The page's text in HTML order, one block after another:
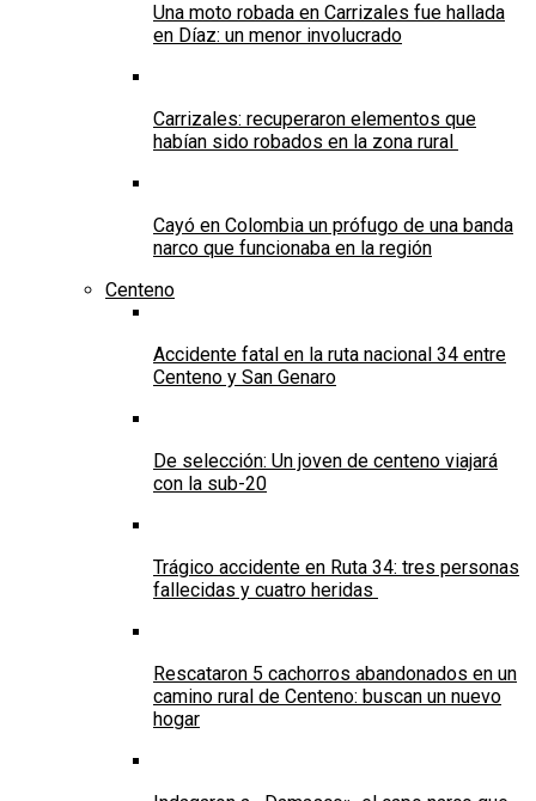
Una moto robada en Carrizales fue hallada
en Díaz: un menor involucrado
Carrizales: recuperaron elementos que
habían sido robados en la zona rural
Cayó en Colombia un prófugo de una banda
narco que funcionaba en la región
Centeno
Accidente fatal en la ruta nacional 34 entre
Centeno y San Genaro
De selección: Un joven de centeno viajará
con la sub-20
Trágico accidente en Ruta 34: tres personas
fallecidas y cuatro heridas
Rescataron 5 cachorros abandonados en un
camino rural de Centeno: buscan un nuevo
hogar